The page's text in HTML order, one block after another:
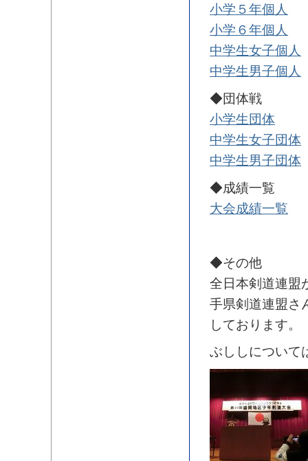
小学５年個人
小学６年個人
中学生女子個人
中学生男子個人
◆団体戦
小学生団体
中学生女子団体
中学生男子団体
◆成績一覧
大会成績一覧
◆その他
全日本剣道連盟
手県剣道連盟さ
しております。
ぶししについて